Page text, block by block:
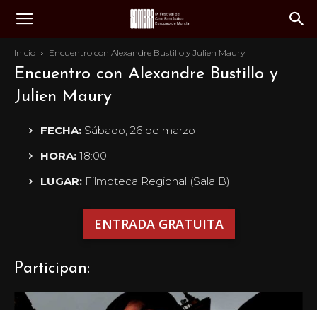
Inicio Encuentro con Alexandre Bustillo y Julien Maury
Encuentro con Alexandre Bustillo y
Julien Maury
FECHA: Sábado, 26 de marzo
HORA: 18:00
LUGAR: Filmoteca Regional (Sala B)
ENTRADA GRATUITA
Participan: